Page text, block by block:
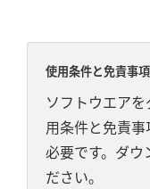
使用条件と免責事項
ソフトウエア
用条件と免責
必要です。ダウ
ださい。